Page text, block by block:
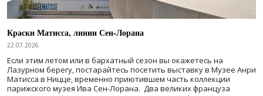
Краски Матисса, линии Сен-Лорана
22.07.2026
Если этим летом или в бархатный сезон вы окажетесь на
Лазурном берегу, постарайтесь посетить выставку в Музее Анри
Матисса в Ницце, временно приютившем часть коллекции
парижского музея Ива Сен-Лорана. Два великих француза